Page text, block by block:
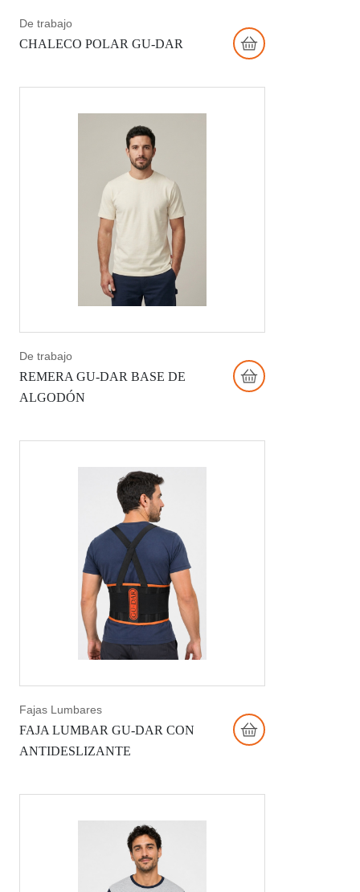
De trabajo
CHALECO POLAR GU-DAR
De trabajo
REMERA GU-DAR BASE DE
ALGODÓN
Fajas Lumbares
FAJA LUMBAR GU-DAR CON
ANTIDESLIZANTE